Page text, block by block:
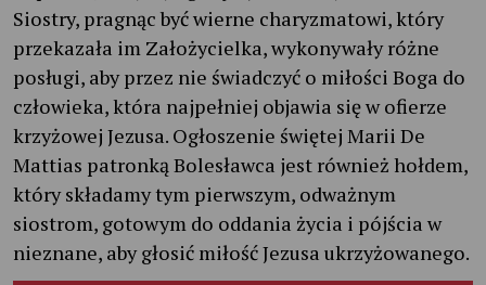
Siostry, pragnąc być wierne charyzmatowi, który
przekazała im Założycielka, wykonywały różne
posługi, aby przez nie świadczyć o miłości Boga do
człowieka, która najpełniej objawia się w ofierze
krzyżowej Jezusa. Ogłoszenie świętej Marii De
Mattias patronką Bolesławca jest również hołdem,
który składamy tym pierwszym, odważnym
siostrom, gotowym do oddania życia i pójścia w
nieznane, aby głosić miłość Jezusa ukrzyżowanego.